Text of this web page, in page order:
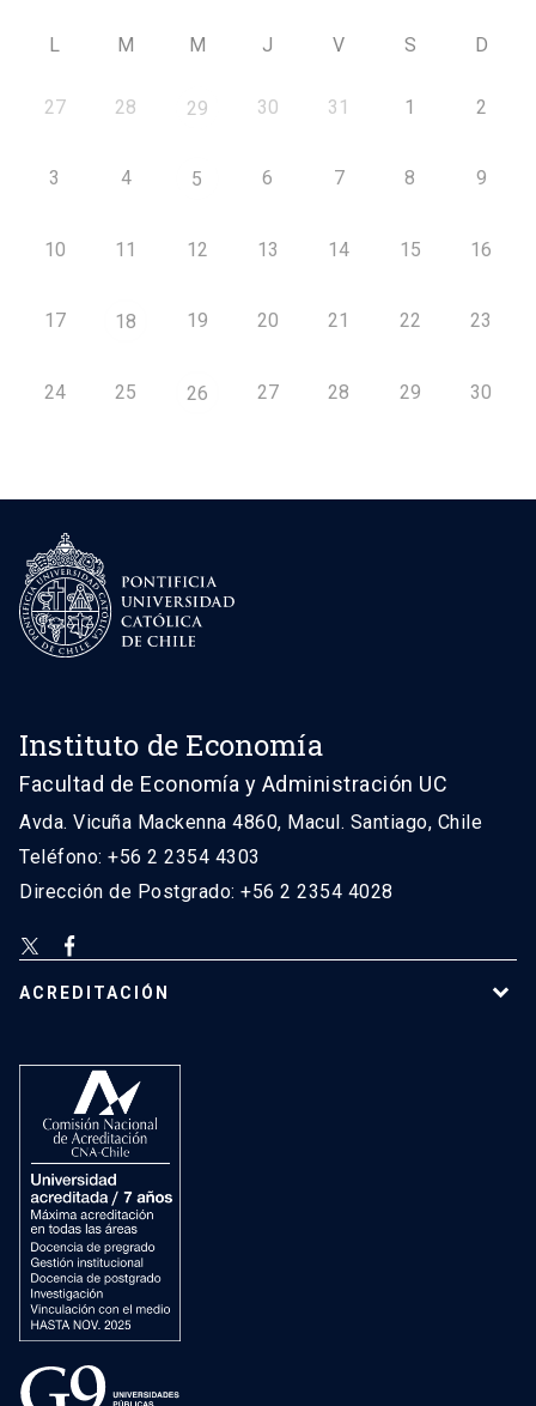
L M M J V S D
27 28 29 30 31 1 2
3 4 5 6 7 8 9
10 11 12 13 14 15 16
17 18 19 20 21 22 23
24 25 26 27 28 29 30
Instituto de Economía
Facultad de Economía y Administración UC
Avda. Vicuña Mackenna 4860, Macul. Santiago, Chile
Teléfono: +56 2 2354 4303
Dirección de Postgrado: +56 2 2354 4028
ACREDITACIÓN